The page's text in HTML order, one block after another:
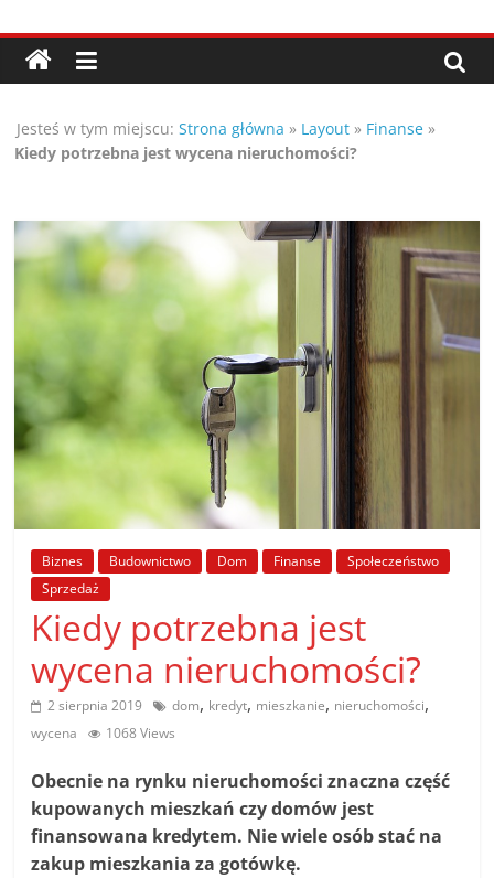
do
treści
Porady,
wskazówki
oraz
ciekawe
rady
–
poznaj
te
poradniki.
Porady
praktyczne
porady
wskazówki
na
każdy
temat
Jesteś w tym miejscu: Strona główna » Layout » Finanse »
Kiedy potrzebna jest wycena nieruchomości?
Biznes Budownictwo Dom Finanse
Społeczeństwo
Sprzedaż
Kiedy potrzebna jest
wycena nieruchomości?
2 sierpnia 2019 dom, kredyt, mieszkanie, nieruchomości,
wycena 1068 Views
Obecnie na rynku nieruchomości znaczna część
kupowanych mieszkań czy domów jest
finansowana kredytem. Nie wiele osób stać na
zakup mieszkania za gotówkę.